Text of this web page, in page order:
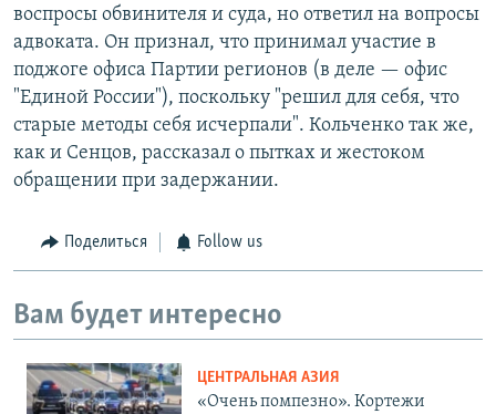
воспросы обвинителя и суда, но ответил на вопросы
адвоката. Он признал, что принимал участие в
поджоге офиса Партии регионов (в деле — офис
"Единой России"), поскольку "решил для себя, что
старые методы себя исчерпали". Кольченко так же,
как и Сенцов, рассказал о пытках и жестоком
обращении при задержании.
Поделиться Follow us
Вам будет интересно
ЦЕНТРАЛЬНАЯ АЗИЯ
«Очень помпезно». Кортежи